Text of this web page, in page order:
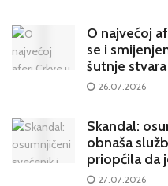
O najvećoj
se i
šutnje
26.07.2026
Skandal:
obnaša
priopćila da
27.07.2026